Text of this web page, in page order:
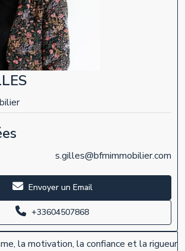
s.gilles@bfmimmobilier.com
Envoyer un Email
+33604507868
la motivation, la confiance et la rigueur